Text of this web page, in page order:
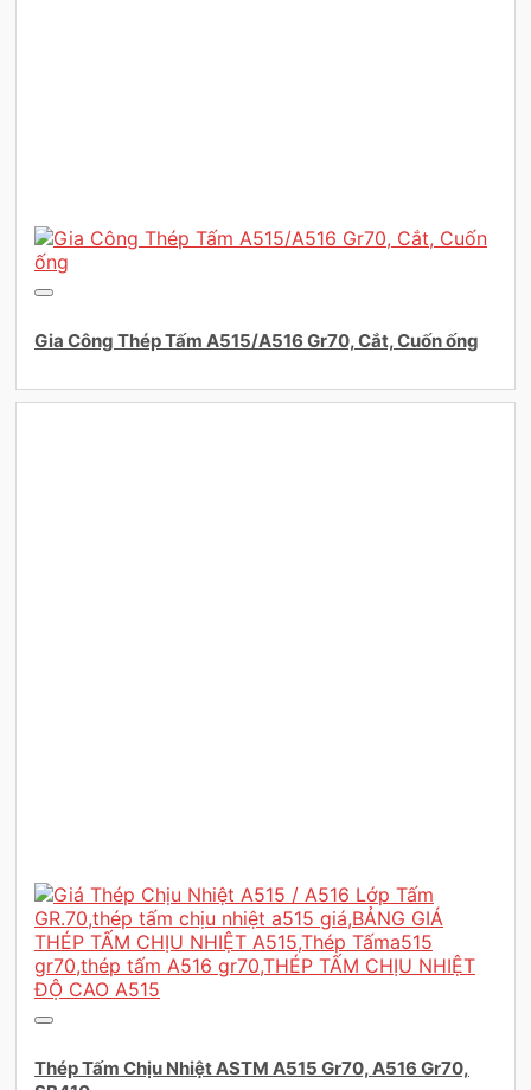
Gia Công Thép Tấm A515/A516 Gr70, Cắt, Cuốn ống
Thép Tấm Chịu Nhiệt ASTM A515 Gr70, A516 Gr70,